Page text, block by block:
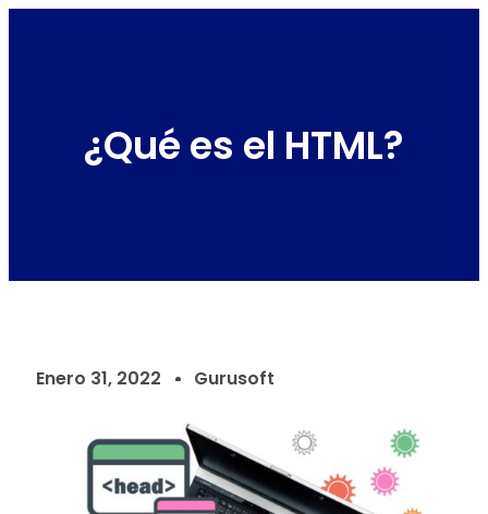
¿Qué es el HTML?
Enero 31, 2022 Gurusoft